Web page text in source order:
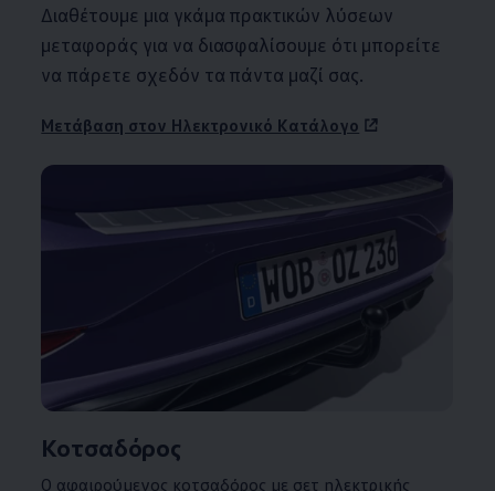
Διαθέτουμε μια γκάμα πρακτικών λύσεων
μεταφοράς για να διασφαλίσουμε ότι μπορείτε
να πάρετε σχεδόν τα πάντα μαζί σας.
Μετάβαση στον Ηλεκτρονικό Κατάλογο
Κοτσαδόρος
Ο αφαιρούμενος κοτσαδόρος με σετ ηλεκτρικής